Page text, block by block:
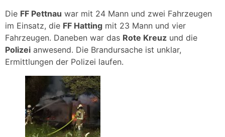
Die FF Pettnau war mit 24 Mann und zwei Fahrzeugen
im Einsatz, die FF Hatting mit 23 Mann und vier
Fahrzeugen. Daneben war das Rote Kreuz und die
Polizei anwesend. Die Brandursache ist unklar,
Ermittlungen der Polizei laufen.